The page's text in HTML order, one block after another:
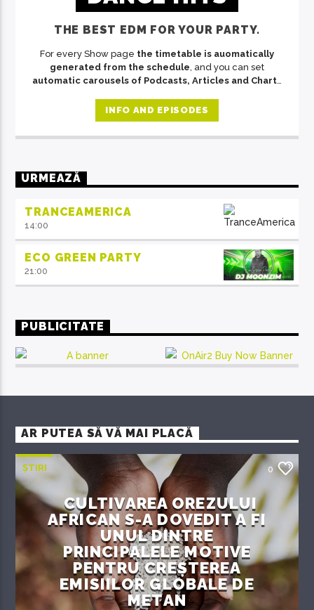
THE BEST EDM FOR YOUR PARTY.
For every Show page the timetable is auomatically
generated from the schedule , and you can set
automatic carousels of Podcasts, Articles and Charts
Sed justo mauris, auctor eget tellus nec, pellentesque
varius mauris. Sed eu congue nulla, et tincidunt justo.
Aliquam semper faucibus odio id varius. Suspendisse
INFO AND EPISODES
URMEAZĂ
TRANCEAMERICA
14:00
ECO GREEN PARTY
21:00
PUBLICITATE
AR PUTEA SĂ VĂ MAI PLACĂ
ȘTIRI 0
CULTIVAREA OREZULUI
AFRICAN S-A DOVEDIT A FI
UNUL DINTRE
PRINCIPALELE MOTIVE
PENTRU CREȘTEREA
EMISIILOR GLOBALE DE
METAN